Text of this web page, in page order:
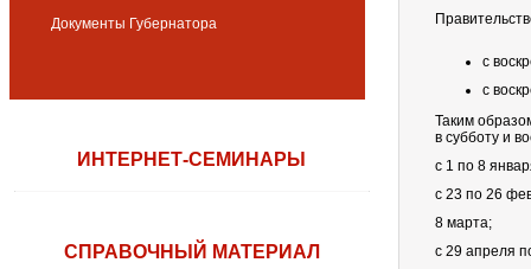
Документы Губернатора
ИНТЕРНЕТ-СЕМИНАРЫ
СПРАВОЧНЫЙ МАТЕРИАЛ
с
с
Таким
в субботу и
с 1 по 8
с 23 по 26
8 марта;
с 29 апреля